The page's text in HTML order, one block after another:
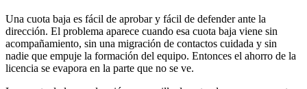
Una cuota baja es fácil de aprobar y fácil de defender ante la
dirección. El problema aparece cuando esa cuota baja viene sin
acompañamiento, sin una migración de contactos cuidada y sin
nadie que empuje la formación del equipo. Entonces el ahorro de la
licencia se evapora en la parte que no se ve.